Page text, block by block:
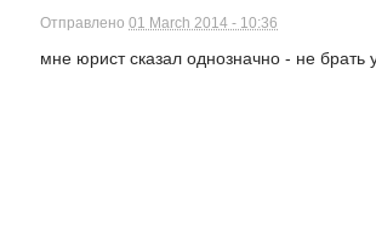
Отправлено01 March 2014 - 10:36
мне юрист сказал однозначно - не брать